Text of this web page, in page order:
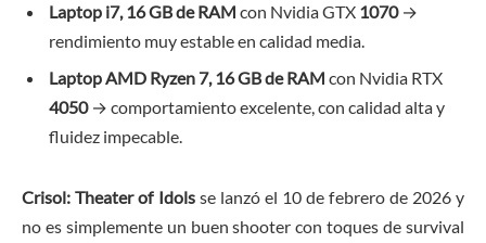
Laptop i7, 16 GB de RAM con Nvidia GTX 1070→
rendimiento muy estable en calidad media.
Laptop AMD Ryzen 7, 16 GB de RAM con Nvidia RTX
4050→ comportamiento excelente, con calidad alta y
fluidez impecable.
Crisol: Theater of Idolsse lanzó el 10 de febrero de 2026 y
no es simplemente un buen shooter con toques de survival